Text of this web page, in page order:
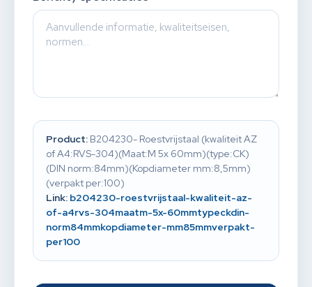
Product: B204230- Roestvrijstaal (kwaliteit AZ
of A4:RVS-304)(Maat:M 5x 60mm)(type:CK)
(DIN norm:84mm)(Kopdiameter mm:8,5mm)
(verpakt per:100)
Link: b204230-roestvrijstaal-kwaliteit-az-
of-a4rvs-304maatm-5x-60mmtypeckdin-
norm84mmkopdiameter-mm85mmverpakt-
per100